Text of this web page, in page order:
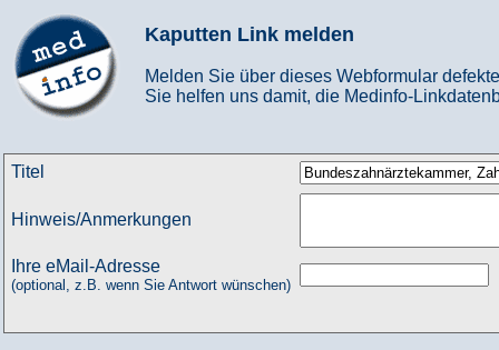
Kaputten Link melden
Melden Sie über dieses Webformular
Sie helfen uns damit, die Medinfo-
Titel
Hinweis/Anmerkungen
Ihre eMail-Adresse
(optional, z.B. wenn Sie Antwort wünschen)